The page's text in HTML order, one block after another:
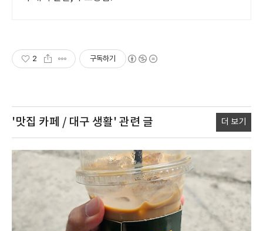
2 구독하기
'맛집 카페 / 대구 생활' 관련 글 더 보기